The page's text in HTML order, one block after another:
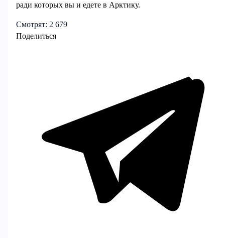
ради которых вы и едете в Арктику.
Смотрят: 2 679
Поделиться